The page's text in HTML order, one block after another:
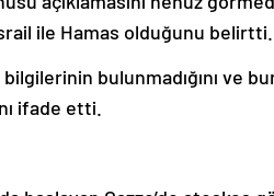
ile Hamas olduğunu belirtti.
ifade etti.